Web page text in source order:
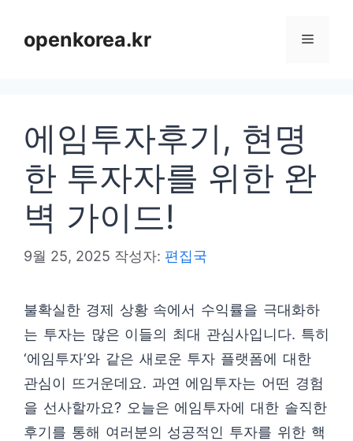
openkorea.kr 메
에임투자후기, 현명
한 투자자를 위한 완
벽 가이드!
9월 25, 2025 작성자: 편집국
불확실한 경제 상황 속에서 수익률을 극대화하
는 투자는 많은 이들의 최대 관심사입니다. 특히
‘에임투자’와 같은 새로운 투자 플랫폼에 대한
관심이 뜨거운데요. 과연 에임투자는 어떤 경험
을 선사할까요? 오늘은 에임투자에 대한 솔직한
후기를 통해 여러분의 성공적인 투자를 위한 핵